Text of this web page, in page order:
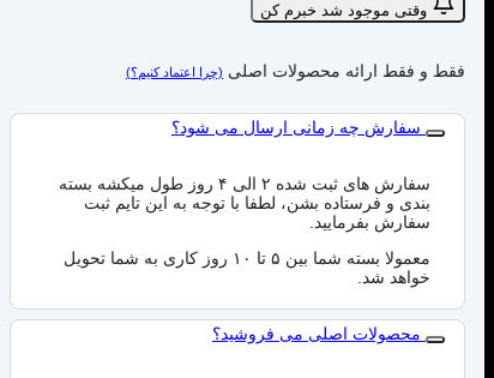
وقتی موجود شد خبرم کن
فقط و فقط ارائه محصولات اصلی (چرا اعتماد کنیم؟)
سفارش چه زمانی ارسال می شود؟
سفارش های ثبت شده ۲ الی ۴ روز طول میکشه بسته
بندی و فرستاده بشن، لطفا با توجه به این تایم ثبت
سفارش بفرمایید.
معمولا بسته شما بین ۵ تا ۱۰ روز کاری به شما تحویل
خواهد شد.
محصولات اصلی می فروشید؟